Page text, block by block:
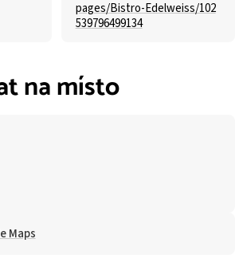
pages/Bistro-Edelweiss/102
539796499134
na místo
Maps